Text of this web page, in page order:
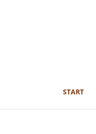
START